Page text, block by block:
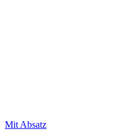
Mit Absatz